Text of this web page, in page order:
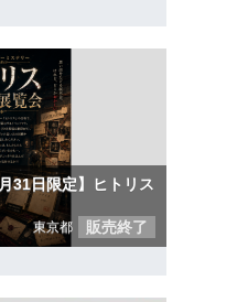
31日限定】ヒトリス
東京都 販売終了